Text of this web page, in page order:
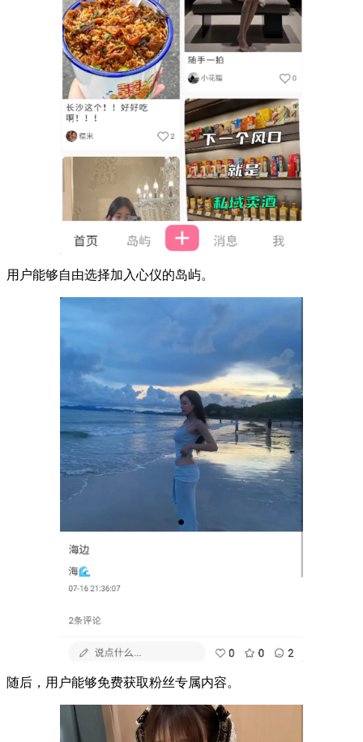
用户能够自由选择加入心仪的岛屿。
随后，用户能够免费获取粉丝专属内容。